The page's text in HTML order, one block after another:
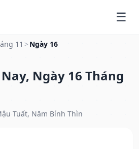
11 > Ngày 16
Ngày 16 Tháng
Tuất, Năm Bính Thìn